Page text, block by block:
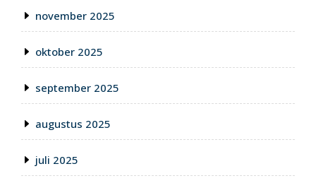
november 2025
oktober 2025
september 2025
augustus 2025
juli 2025